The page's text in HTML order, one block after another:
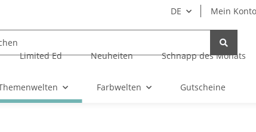
DE Mein Konto
Limited Ed Neuheiten Schnapp des Monats
Farbwelten Gutscheine